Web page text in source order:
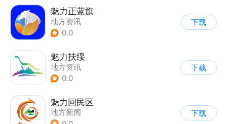
魅力正蓝旗
地方资讯
0.0
下载
魅力扶绥
地方资讯
0.0
下载
魅力回民区
地方新闻
下载